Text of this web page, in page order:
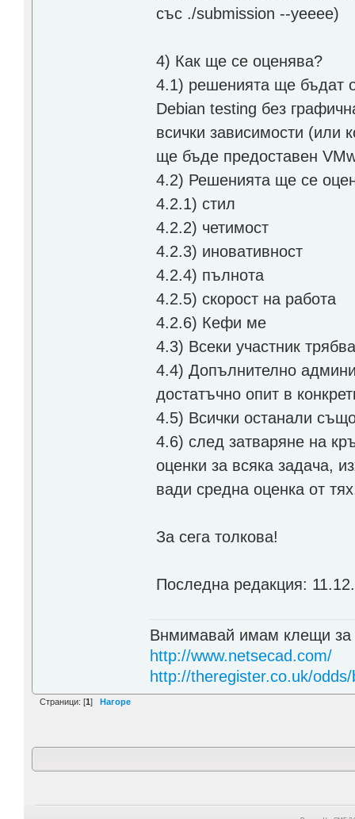
със ./submission --yeeee)
4) Как ще се оценява?
4.1) решенията ще бъдат
Debian testing без
всички зависимости (или
ще бъде предоставен
4.2) Решенията ще се
4.2.1) стил
4.2.2) четимост
4.2.3) иновативност
4.2.4) пълнота
4.2.5) скорост на работа
4.2.6) Кефи ме
4.3) Всеки участник
4.4) Допълнително
достатъчно опит в
4.5) Всички останали
4.6) след затваряне на
оценки за всяка задача,
вади средна оценка от
За сега толкова!
Последна редакция:
Внмимавай имам клещи за
http://www.netsecad.com/
http://theregister.co.uk/
Страници: [1] Нагоре